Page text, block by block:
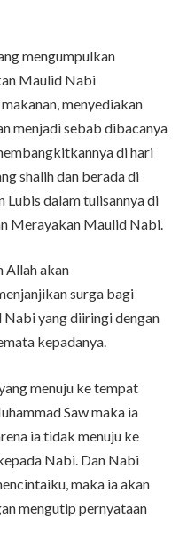
mengumpulkan
Maulid Nabi
menyediakan
menjadi sebab dibacanya
di hari
shalih dan berada di
Lubis dalam tulisannya di
Merayakan Maulid Nabi.
Allah akan
surga bagi
yang diiringi dengan
kepadanya.
menuju ke tempat
Saw maka ia
ia tidak menuju ke
Nabi. Dan Nabi
maka ia akan
mengutip pernyataan